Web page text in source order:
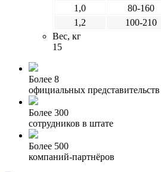
1,0
80-160
1,2
100-210
Вес, кг
15
Более 8
официальных
Более 300
сотрудников в штате
Более 500
компаний-партнёров